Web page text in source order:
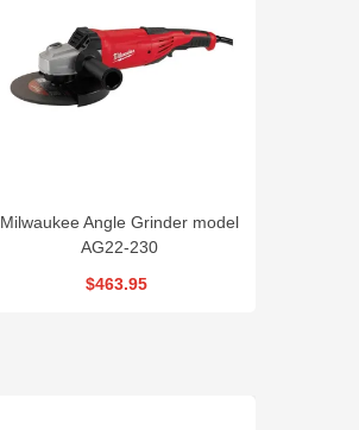
Milwaukee Angle Grinder model
AG22-230
$463.95